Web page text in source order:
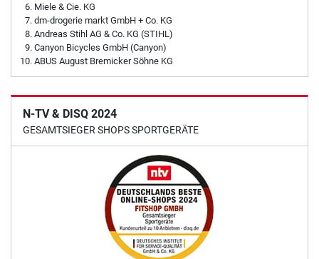
Miele & Cie. KG
dm-drogerie markt GmbH + Co. KG
Andreas Stihl AG & Co. KG (STIHL)
Canyon Bicycles GmbH (Canyon)
ABUS August Bremicker Söhne KG
N-TV & DISQ 2024
GESAMTSIEGER SHOPS SPORTGERÄTE